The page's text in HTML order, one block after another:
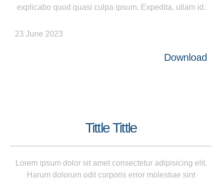
explicabo quod quasi culpa ipsum. Expedita, ullam id.
23 June 2023
Download
Tittle Tittle
Lorem ipsum dolor sit amet consectetur adipisicing elit.
Harum dolorum odit corporis error molestiae sint